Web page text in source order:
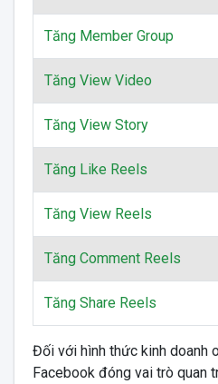
Tăng Member Group
Tăng View Video
Tăng View Story
Tăng Like Reels
Tăng View Reels
Tăng Comment Reels
Tăng Share Reels
Đối với hình thức kinh doanh
Facebook đóng vai trò quan